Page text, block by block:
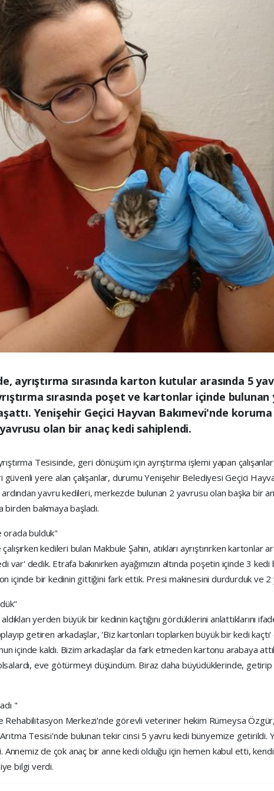
ayrıştırma sırasında karton kutular arasında 5
sırasında poşet ve kartonlar içinde
Yenişehir Geçici Hayvan Bakımevi'nde koruma
olan bir anaç kedi sahiplendi.
Tesisinde, geri dönüşüm için ayrıştırma işlemi yapan
yere alan çalışanlar, durumu Yenişehir Belediyesi Geçici
yavru kedileri, merkezde bulunan 2 yavrusu olan başka bir
bakmaya başladı.
orada bulduk"
kedileri bulan Makbule Şahin, atıkları ayrıştırırken kartonlar
var' dedik. Etrafa bakınırken ayağımızın altında poşetin içinde 3
içinde bir kedinin gittiğini fark ettik. Presi makinesini durdurduk ve
yerden büyük bir kedinin kaçtığını gördüklerini anlattıklarını
getiren arkadaşlar, 'Biz kartonları toplarken büyük bir kedi
içinde kaldı. Bizim arkadaşlar da fark etmeden kartonu arabaya
eve götürmeyi düşündüm. Biraz daha büyüdüklerinde,
"
Rehabilitasyon Merkezi'nde görevli veteriner hekim Rümeysa Özgür,
Tesisi'nde bulunan tekir cinsi 5 yavru kedi bünyemize getirildi.
Annemiz de çok anaç bir anne kedi olduğu için hemen kabul etti,
bilgi verdi.